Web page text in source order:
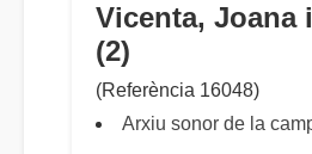
Vicenta, Joana
(2)
(Referència 16048)
Arxiu sonor de la